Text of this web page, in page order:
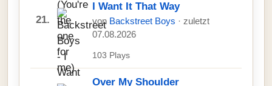
21.
I Want It That Way
von Backstreet Boys · zuletzt
07.08.2026
103 Plays
Over My Shoulder